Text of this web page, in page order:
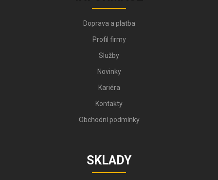
Doprava a platba
Profil firmy
Služby
Novinky
Kariéra
Kontakty
Obchodní podmínky
SKLADY